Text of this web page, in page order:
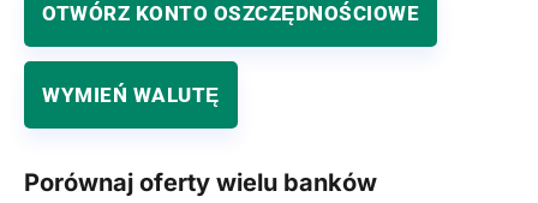
OTWÓRZ KONTO OSZCZĘDNOŚCIOWE
WYMIEŃ WALUTĘ
Porównaj oferty wielu banków